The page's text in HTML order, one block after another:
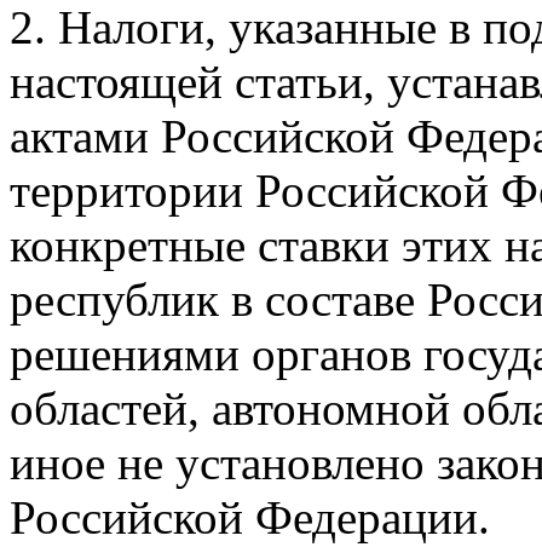
2. Налоги, указанные в
настоящей статьи,
актами Российской
территории Российской
конкретные ставки этих
республик в составе
решениями органов
областей, автономной
иное не установлено
Российской Федерации.